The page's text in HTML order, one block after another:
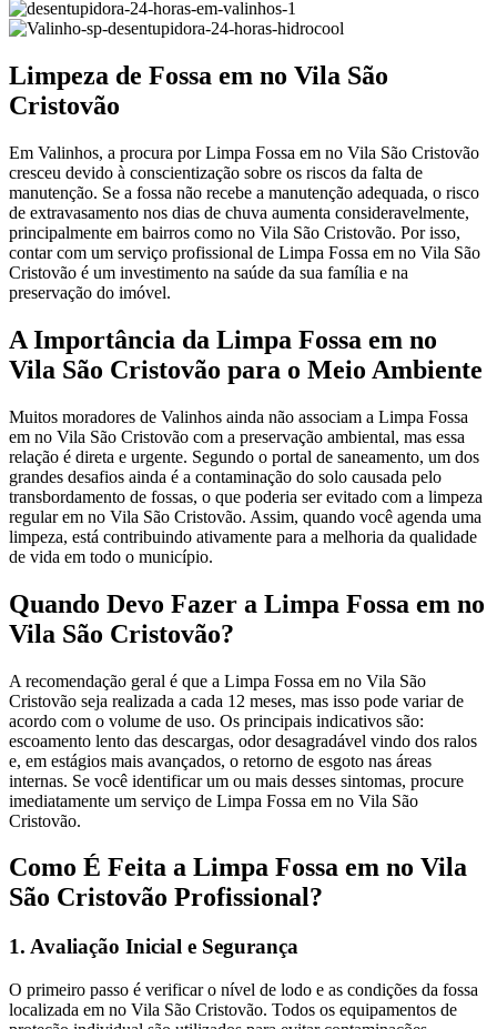
Limpeza de Fossa em no Vila São
Cristovão
Em Valinhos, a procura por Limpa Fossa em no Vila São Cristovão
cresceu devido à conscientização sobre os riscos da falta de
manutenção. Se a fossa não recebe a manutenção adequada, o risco
de extravasamento nos dias de chuva aumenta consideravelmente,
principalmente em bairros como no Vila São Cristovão. Por isso,
contar com um serviço profissional de Limpa Fossa em no Vila São
Cristovão é um investimento na saúde da sua família e na
preservação do imóvel.
A Importância da Limpa Fossa em no
Vila São Cristovão para o Meio Ambiente
Muitos moradores de Valinhos ainda não associam a Limpa Fossa
em no Vila São Cristovão com a preservação ambiental, mas essa
relação é direta e urgente. Segundo o portal de saneamento, um dos
grandes desafios ainda é a contaminação do solo causada pelo
transbordamento de fossas, o que poderia ser evitado com a limpeza
regular em no Vila São Cristovão. Assim, quando você agenda uma
limpeza, está contribuindo ativamente para a melhoria da qualidade
de vida em todo o município.
Quando Devo Fazer a Limpa Fossa em no
Vila São Cristovão?
A recomendação geral é que a Limpa Fossa em no Vila São
Cristovão seja realizada a cada 12 meses, mas isso pode variar de
acordo com o volume de uso. Os principais indicativos são:
escoamento lento das descargas, odor desagradável vindo dos ralos
e, em estágios mais avançados, o retorno de esgoto nas áreas
internas. Se você identificar um ou mais desses sintomas, procure
imediatamente um serviço de Limpa Fossa em no Vila São
Cristovão.
Como É Feita a Limpa Fossa em no Vila
São Cristovão Profissional?
1. Avaliação Inicial e Segurança
O primeiro passo é verificar o nível de lodo e as condições da fossa
localizada em no Vila São Cristovão. Todos os equipamentos de